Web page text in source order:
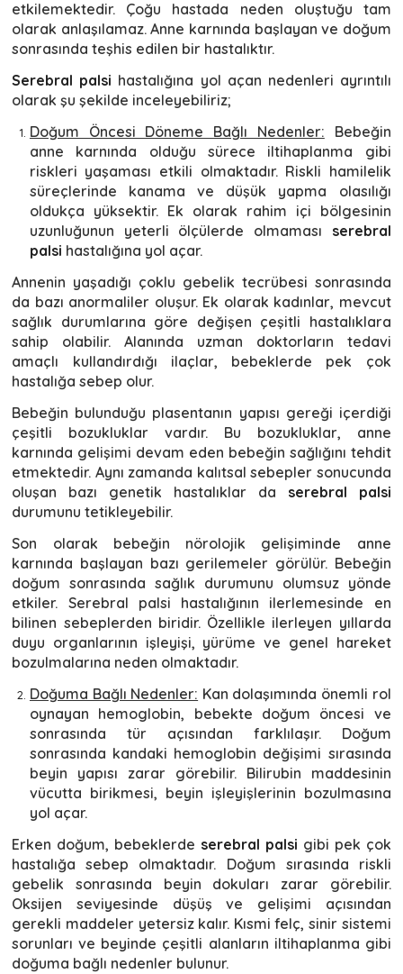
etkilemektedir. Çoğu hastada neden oluştuğu tam
olarak anlaşılamaz. Anne karnında başlayan ve doğum
sonrasında teşhis edilen bir hastalıktır.
Serebral palsi hastalığına yol açan nedenleri ayrıntılı
olarak şu şekilde inceleyebiliriz;
Doğum Öncesi Döneme Bağlı Nedenler: Bebeğin
anne karnında olduğu sürece iltihaplanma gibi
riskleri yaşaması etkili olmaktadır. Riskli hamilelik
süreçlerinde kanama ve düşük yapma olasılığı
oldukça yüksektir. Ek olarak rahim içi bölgesinin
uzunluğunun yeterli ölçülerde olmaması serebral
palsi hastalığına yol açar.
Annenin yaşadığı çoklu gebelik tecrübesi sonrasında
da bazı anormaliler oluşur. Ek olarak kadınlar, mevcut
sağlık durumlarına göre değişen çeşitli hastalıklara
sahip olabilir. Alanında uzman doktorların tedavi
amaçlı kullandırdığı ilaçlar, bebeklerde pek çok
hastalığa sebep olur.
Bebeğin bulunduğu plasentanın yapısı gereği içerdiği
çeşitli bozukluklar vardır. Bu bozukluklar, anne
karnında gelişimi devam eden bebeğin sağlığını tehdit
etmektedir. Aynı zamanda kalıtsal sebepler sonucunda
oluşan bazı genetik hastalıklar da serebral palsi
durumunu tetikleyebilir.
Son olarak bebeğin nörolojik gelişiminde anne
karnında başlayan bazı gerilemeler görülür. Bebeğin
doğum sonrasında sağlık durumunu olumsuz yönde
etkiler. Serebral palsi hastalığının ilerlemesinde en
bilinen sebeplerden biridir. Özellikle ilerleyen yıllarda
duyu organlarının işleyişi, yürüme ve genel hareket
bozulmalarına neden olmaktadır.
Doğuma Bağlı Nedenler: Kan dolaşımında önemli rol
oynayan hemoglobin, bebekte doğum öncesi ve
sonrasında tür açısından farklılaşır. Doğum
sonrasında kandaki hemoglobin değişimi sırasında
beyin yapısı zarar görebilir. Bilirubin maddesinin
vücutta birikmesi, beyin işleyişlerinin bozulmasına
yol açar.
Erken doğum, bebeklerde serebral palsi gibi pek çok
hastalığa sebep olmaktadır. Doğum sırasında riskli
gebelik sonrasında beyin dokuları zarar görebilir.
Oksijen seviyesinde düşüş ve gelişimi açısından
gerekli maddeler yetersiz kalır. Kısmi felç, sinir sistemi
sorunları ve beyinde çeşitli alanların iltihaplanma gibi
doğuma bağlı nedenler bulunur.